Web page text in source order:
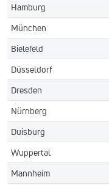
Hamburg
München
Bielefeld
Düsseldorf
Dresden
Nürnberg
Duisburg
Wuppertal
Mannheim